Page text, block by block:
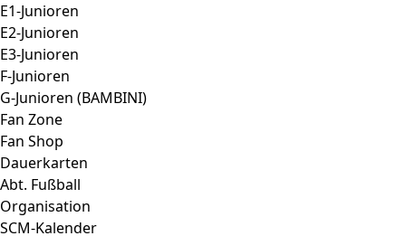
E1-Junioren
E2-Junioren
E3-Junioren
F-Junioren
G-Junioren (BAMBINI)
Fan Zone
Fan Shop
Dauerkarten
Abt. Fußball
Organisation
SCM-Kalender